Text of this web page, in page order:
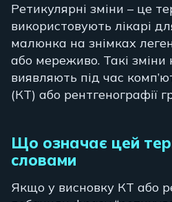
Ретикулярні зміни – це
використовують лікарі
малюнка на знімках
або мереживо. Такі зміни
виявляють під час
(КТ) або рентгенографії
Що означає цей
словами
Якщо у висновку КТ або